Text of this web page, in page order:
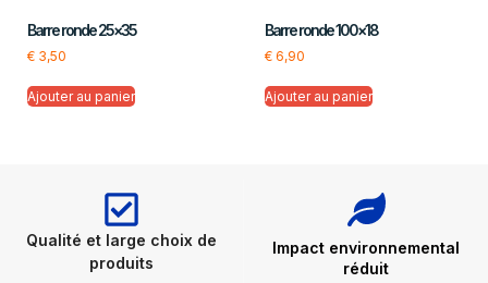
Barre ronde 25×35
€ 3,50
Ajouter au panier
Barre ronde 100×18
€6,90
Ajouter au panier
Qualité et large choix de
produits
Impact environnemental
réduit